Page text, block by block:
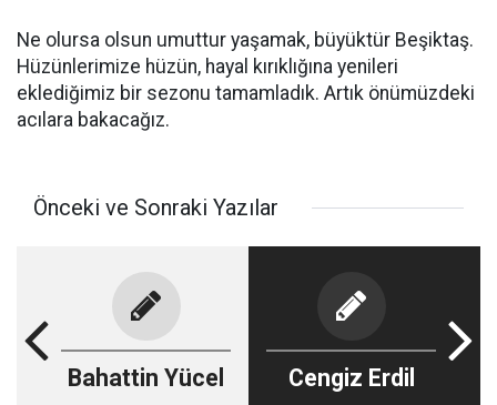
Ne olursa olsun umuttur yaşamak, büyüktür Beşiktaş.
Hüzünlerimize hüzün, hayal kırıklığına yenileri
eklediğimiz bir sezonu tamamladık. Artık önümüzdeki
acılara bakacağız.
Önceki ve Sonraki Yazılar
Bahattin Yücel Cengiz Erdil